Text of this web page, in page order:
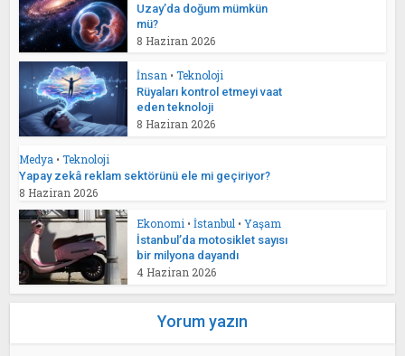
Uzay’da doğum mümkün
mü?
8 Haziran 2026
İnsan • Teknoloji
Rüyaları kontrol etmeyi vaat
eden teknoloji
8 Haziran 2026
Medya • Teknoloji
Yapay zekâ reklam sektörünü ele mi geçiriyor?
8 Haziran 2026
Ekonomi • İstanbul • Yaşam
İstanbul’da motosiklet sayısı
bir milyona dayandı
4 Haziran 2026
Yorum yazın